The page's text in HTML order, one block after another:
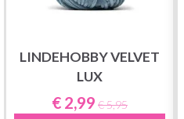
LINDEHOBBY VELVET
LUX
€ 2,99 € 5,95